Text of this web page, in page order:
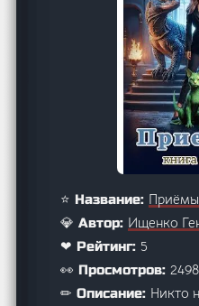
⭐ Название:
💎 Автор: Ищенко
❤ Рейтинг: 5
👀 Просмотров:2498
✏ Описание: Никто